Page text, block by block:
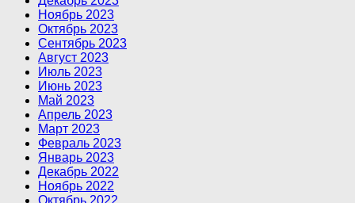
Ноябрь 2023
Октябрь 2023
Сентябрь 2023
Август 2023
Июль 2023
Июнь 2023
Май 2023
Апрель 2023
Март 2023
Февраль 2023
Январь 2023
Декабрь 2022
Ноябрь 2022
Октябрь 2022